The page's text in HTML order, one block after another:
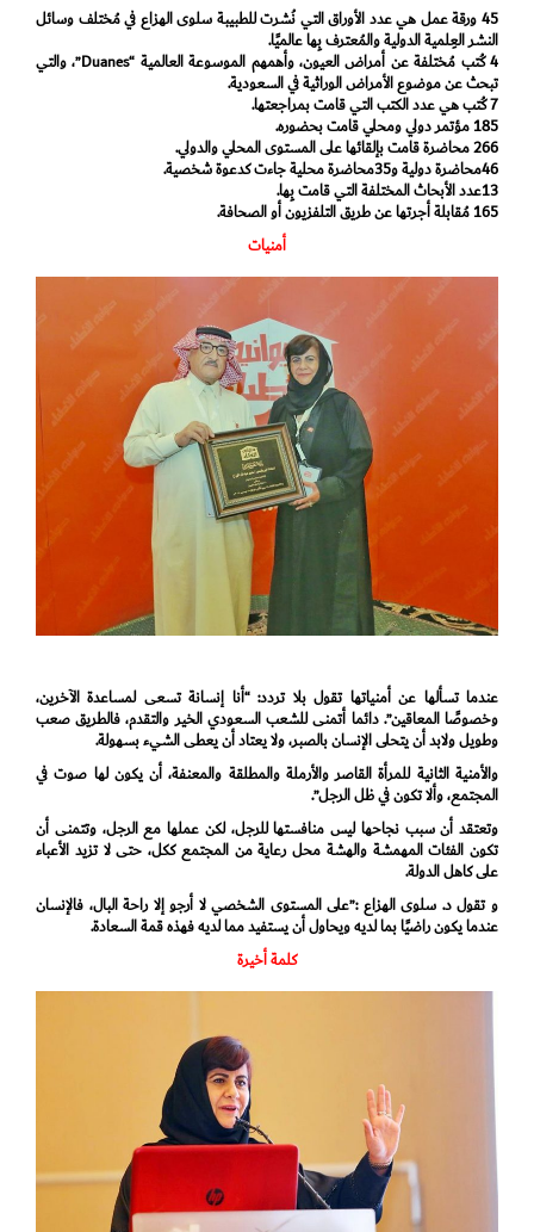
45 ورقة عمل هي عدد الأوراق التي نُشرت للطبيبة سلوى الهزاع في مُختلف وسائل
النشر العِلمية الدولية والمُعترف بِها عالميًا.
4 كُتب مُختلفة عن أمراض العيون، وأهمهم الموسوعة العالمية “Duanes”، والتي
تبحث عن موضوع الأمراض الوراثية في السعودية.
7 كُتب هي عدد الكتب التي قامت بمراجعتها.
185 مؤتمر دولي ومحلي قامت بحضوره.
266 محاضرة قامت بإلقائها على المستوى المحلي والدولي.
46محاضرة دولية و35محاضرة محلية جاءت كدعوة شخصية.
13عدد الأبحاث المختلفة التي قامت بِها.
165 مُقابلة أجرتها عن طريق التلفزيون أو الصحافة.
أمنيات
عندما تسألها عن أمنياتها تقول بلا تردد: “أنا إنسانة تسعى لمساعدة الآخرين،
وخصوصًا المعاقين”. دائما أتمنى للشعب السعودي الخير والتقدم، فالطريق صعب
وطويل ولابد أن يتحلى الإنسان بالصبر، ولا يعتاد أن يعطى الشيء بسهولة.
والأمنية الثانية للمرأة القاصر والأرملة والمطلقة والمعنفة، أن يكون لها صوت في
المجتمع، وألا تكون في ظل الرجل”.
وتعتقد أن سبب نجاحها ليس منافستها للرجل، لكن عملها مع الرجل، وتتمنى أن
تكون الفئات المهمشة والهشة محل رعاية من المجتمع ككل، حتى لا تزيد الأعباء
على كاهل الدولة.
و تقول د. سلوى الهزاع :”على المستوى الشخصي لا أرجو إلا راحة البال، فالإنسان
عندما يكون راضيًا بما لديه ويحاول أن يستفيد مما لديه فهذه قمة السعادة.
كلمة أخيرة